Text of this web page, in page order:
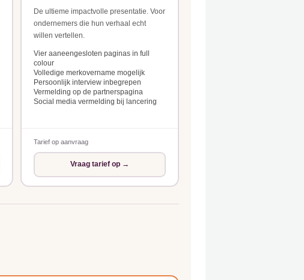
De ultieme impactvolle presentatie. Voor
ondernemers die hun verhaal echt
willen vertellen.
Vier aaneengesloten paginas in full
colour
Volledige merkovername mogelijk
Persoonlijk interview inbegrepen
Vermelding op de partnerspagina
Social media vermelding bij lancering
Tarief op aanvraag
Vraag tarief op →